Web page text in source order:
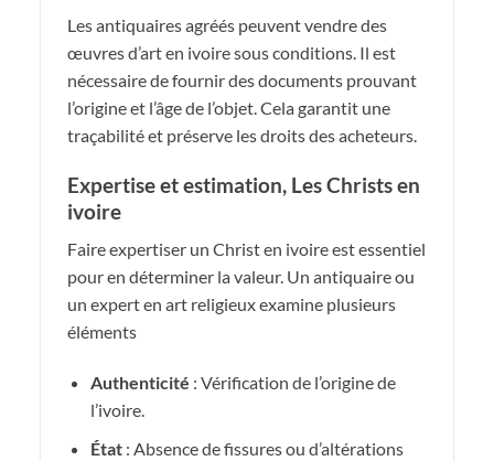
Les antiquaires agréés peuvent vendre des
œuvres d’art en ivoire sous conditions. Il est
nécessaire de fournir des documents prouvant
l’origine et l’âge de l’objet. Cela garantit une
traçabilité et préserve les droits des acheteurs.
Expertise et estimation, Les Christs en
ivoire
Faire expertiser un Christ en ivoire est essentiel
pour en déterminer la valeur. Un antiquaire ou
un expert en art religieux examine plusieurs
éléments
Authenticité : Vérification de l’origine de
l’ivoire.
État : Absence de fissures ou d’altérations